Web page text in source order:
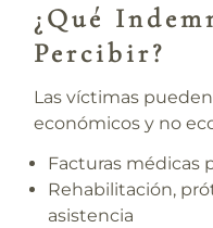
¿Qué
Percibir?
Las víctimas
económicos y no
Facturas médicas
Rehabilitación,
asistencia